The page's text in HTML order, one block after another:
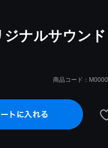
ジナルサウンド
商品コード：